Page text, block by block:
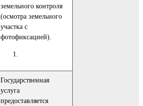
земельного контроля
(осмотра земельного
участка с
фотофиксацией).
Государственная
услуга
предоставляется